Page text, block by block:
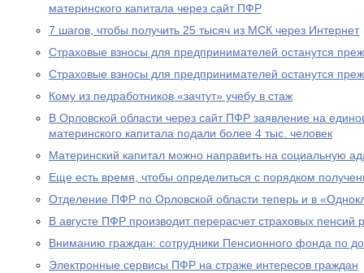
материнского капитала через сайт ПФР
7 шагов, чтобы получить 25 тысяч из МСК через Интернет
Страховые взносы для предпринимателей останутся
Страховые взносы для предпринимателей останутся
Кому из педработников «зачтут» учебу в стаж
В Орловской области через сайт ПФР заявление на
материнского капитала подали более 4 тыс. человек
Материнский капитал можно направить на социальную
Еще есть время, чтобы определиться с порядком
Отделение ПФР по Орловской области теперь и в
В августе ПФР производит перерасчет страховых
Вниманию граждан: сотрудники Пенсионного фонда по
Электронные сервисы ПФР на страже интересов граждан